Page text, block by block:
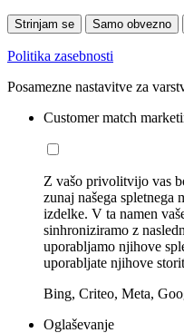
Strinjam se Samo obvezno
Politika zasebnosti
Posamezne nastavitve za
Customer match
Z vašo privolitvijo vas
zunaj našega spletnega
izdelke. V ta namen
sinhroniziramo z
uporabljamo njihove
uporabljate njihove
Bing, Criteo, Meta,
Oglaševanje